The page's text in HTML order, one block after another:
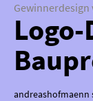
Gewinnerdesign
andreashofmaenn